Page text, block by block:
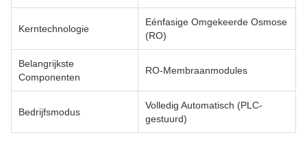
Kerntechnologie
Eénfasige Omgekeerde Osmose
(RO)
Belangrijkste
Componenten
RO-Membraanmodules
Bedrijfsmodus
Volledig Automatisch (PLC-
gestuurd)